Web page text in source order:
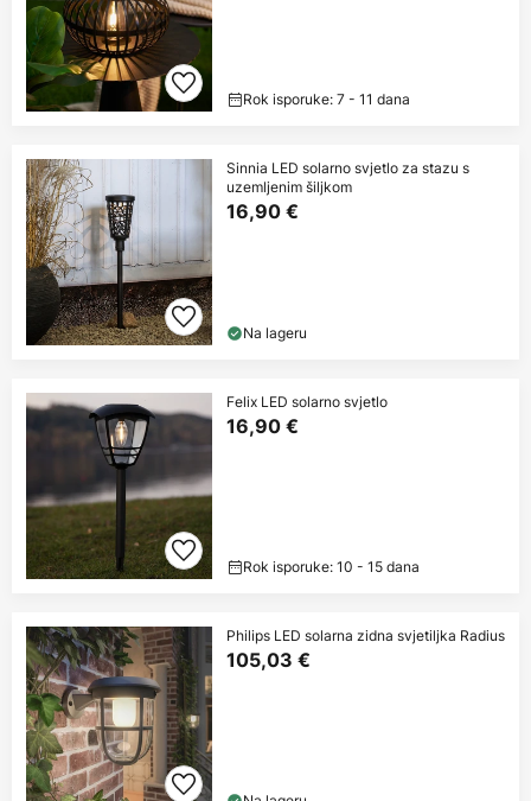
Rok isporuke: 7 - 11 dana
Sinnia LED solarno svjetlo za stazu s
uzemljenim šiljkom
16,90 €
Na lageru
Felix LED solarno svjetlo
16,90 €
Rok isporuke: 10 - 15 dana
Philips LED solarna zidna svjetiljka Radius
105,03 €